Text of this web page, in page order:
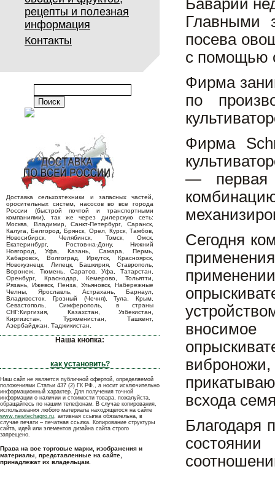
рецепты и полезная
информация
Контакты
Доставка сельхозтехники и запасных частей,
оросительных систем, насосов во все города
России (быстрой почтой и транспортными
компаниями), так же через дилерскую сеть:
Москва, Владимир, Санкт-Петербург, Саранск,
Калуга, Белгород, Брянск, Орел, Курск, Тамбов,
Новосибирск, Челябинск, Томск, Омск,
Екатеринбург, Ростов-на-Дону, Нижний
Новгород, Уфа, Казань, Самара, Пермь,
Хабаровск, Волгоград, Иркутск, Красноярск,
Новокузнецк, Липецк, Башкирия, Ставрополь,
Воронеж, Тюмень, Саратов, Уфа, Татарстан,
Оренбург, Краснодар, Кемерово, Тольятти,
Рязань, Ижевск, Пенза, Ульяновск, Набережные
Челны, Ярославль, Астрахань, Барнаул,
Владивосток, Грозный (Чечня), Тула, Крым,
Севастополь, Симферополь, в страны
СНГ:Киргизия, Казахстан, Узбекистан,
Киргизстан, Туркменистан, Ташкент,
Азербайджан, Таджикистан.
Наша кнопка:
как установить?
Наш сайт не является публичной офертой, определяемой
положениями Статьи 437 (2) ГК РФ., а носит исключительно
информационный характер. Для получения точной
информации о наличии и стоимости товара, пожалуйста,
обращайтесь по нашим телефонам. В случае копирования,
использования любого материала находящегося на сайте
www.newtechagro.ru, активная ссылка обязательна, в
случае печати – печатная ссылка. Копирование структуры
сайта, идей или элементов дизайна сайта строго
запрещено.
Права на все торговые марки, изображения и
материалы, представленные на сайте,
принадлежат их владельцам.
Баварии
Главными
посева
с помощью
Фирма
по
Фирма
— первая
Сегодня
всхода
Благодаря